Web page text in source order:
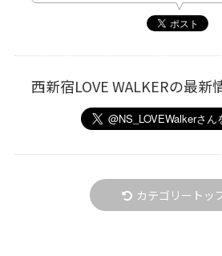
西新宿LOVE WALKERの最新
カテゴリートッ